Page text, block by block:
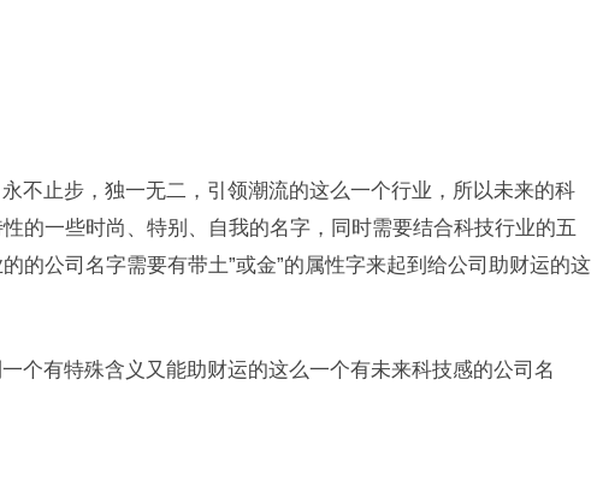
不止步，独一无二，引领潮流的这么一个行业，所以未来的科
的一些时尚、特别、自我的名字，同时需要结合科技行业的五
的公司名字需要有带土”或金”的属性字来起到给公司助财运的这
个有特殊含义又能助财运的这么一个有未来科技感的公司名